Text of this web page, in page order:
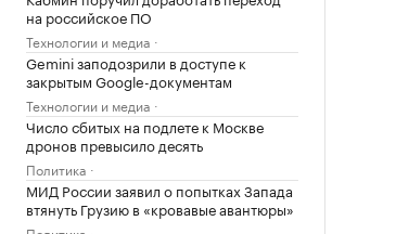
на российское ПО
Технологии и медиа
Gemini заподозрили в доступе к
закрытым Google-документам
Технологии и медиа
Число сбитых на подлете к Москве
дронов превысило десять
Политика
МИД России заявил о попытках Запада
втянуть Грузию в «кровавые авантюры»